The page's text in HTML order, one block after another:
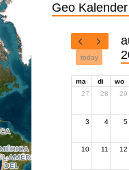
Geo Kalender
today
ma di wo
27
28 29
3 4 5
10 11 12